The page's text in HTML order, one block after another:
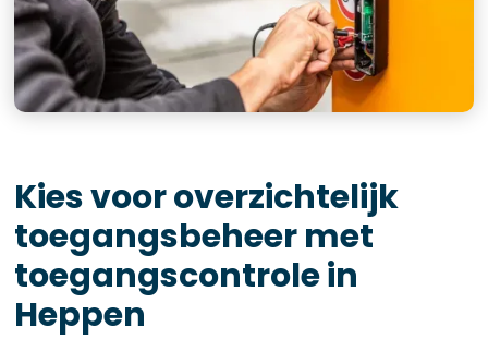
Kies voor overzichtelijk
toegangsbeheer met
toegangscontrole in
Heppen